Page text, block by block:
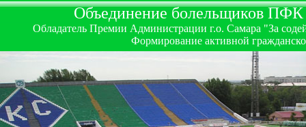
Объединение болельщиков
Обладатель Премии Администрации г.о. Самара "За
Формирование активной